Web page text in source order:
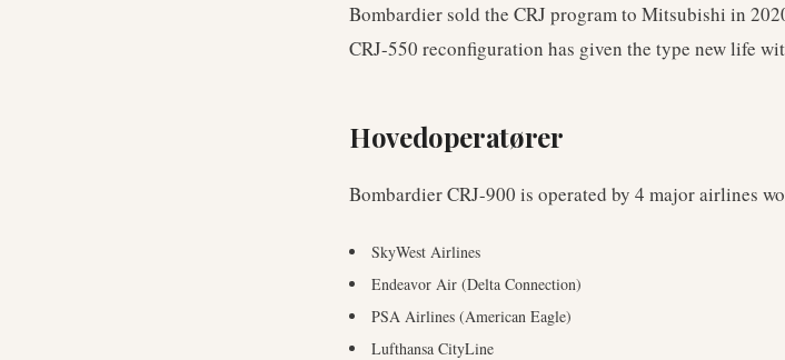
Bombardier sold the CRJ program to Mitsubishi in
CRJ-550 reconfiguration has given the type new life
Hovedoperatører
Bombardier CRJ-900 is operated by 4 major airlines
SkyWest Airlines
Endeavor Air (Delta Connection)
PSA Airlines (American Eagle)
Lufthansa CityLine